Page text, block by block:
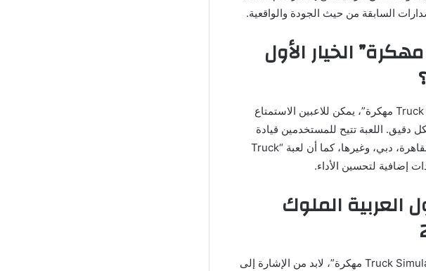
2. لماذا يعتبر “Truck Simulator Arab مهكرة” الخيار الأول
من خلال محاكي الشاحنات الدول العربية الملوك “Truck Simulator Arab مهكرة”، يمكن للاعبين الاستمتاع
دقيق. اللعبة تتيح للمستخدمين قيادة
شاحناتهم عبر طرق طويلة بين المدن العربية الكبرى مثل الرياض، القاهرة، دبي، وغيرها، كما أن لعبة “Truck
العربية الملوك
عند الحديث عن محاكي الشاحنات الدول العربية الملوك “Truck Simulator Arab مهكرة”، لابد من الإشارة إلى